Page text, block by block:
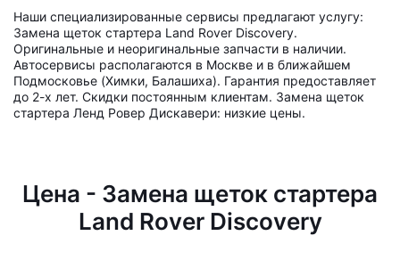
Наши специализированные сервисы предлагают услугу:
Замена щеток стартера Land Rover Discovery.
Оригинальные и неоригинальные запчасти в наличии.
Автосервисы располагаются в Москве и в ближайшем
Подмосковье (Химки, Балашиха). Гарантия предоставляет
до 2-х лет. Скидки постоянным клиентам. Замена щеток
стартера Ленд Ровер Дискавери: низкие цены.
Цена - Замена щеток стартера
Land Rover Discovery